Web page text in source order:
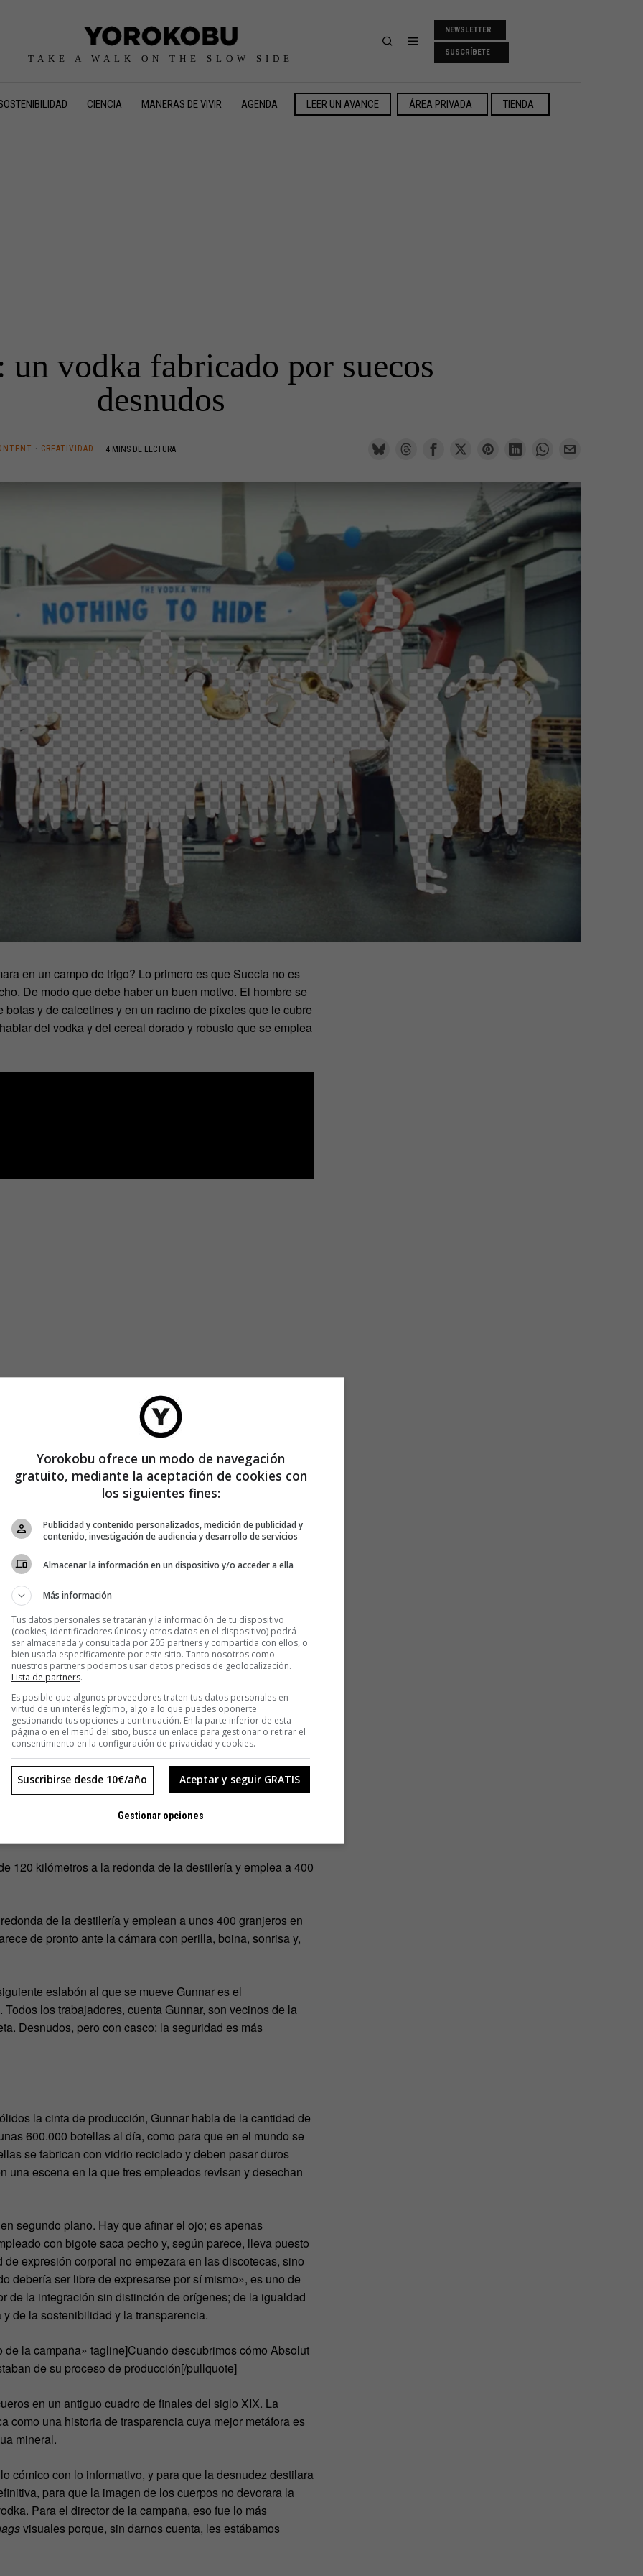
TAKE A WALK ON THE SLOW SIDE
NEWSLETTER
SUSCRÍBETE
CIENCIA MANERAS DE VIVIR AGENDA LEER UN AVANCE ÁREA PRIVADA TIENDA
un vodka fabricado por suecos
desnudos
· CREATIVIDAD 4 MINS DE LECTURA
en un campo de trigo? Lo primero es que Suecia no es
De modo que debe haber un buen motivo. El hombre se
y de calcetines y en un racimo de píxeles que le cubre
del vodka y del cereal dorado y robusto que se emplea
con esta bebida. Primero: que en ese momento de
de la fiesta, uno llegue a la conclusión de que todos
como su madre lo trajo al mundo. Y segundo: que uno
de la segunda razón. Es, además, un orgullo colectivo: en
del proceso de producción de esta marca de
de la destilería de Ahus (Suecia).
cuenta cómo se gestó esta idea: «Todos en el
touren la fábrica en Ahus. Los procesos de destilación y la
para reciclar todo lo posible, así que fue fácil llegar al
es totalmente transparente».
digital. Apuesta por la viralidad. El carácter sueco, la
encanta que los suecos tengan una facilidad
bromea González.
con carbono neutral y cómo utilizan los sobrantes
vodka se fabrica con una perspectiva local de cuidado y
el mundo. Sigue la máxima contemporánea: «Piensa
120 kilómetros a la redonda de la destilería y emplea a 400
de la destilería y emplean a unos 400 granjeros en
de pronto ante la cámara con perilla, boina, sonrisa y,
eslabón al que se mueve Gunnar es el
los trabajadores, cuenta Gunnar, son vecinos de la
Desnudos, pero con casco: la seguridad es más
la cinta de producción, Gunnar habla de la cantidad de
600.000 botellas al día, como para que en el mundo se
se fabrican con vidrio reciclado y deben pasar duros
una escena en la que tres empleados revisan y desechan
segundo plano. Hay que afinar el ojo; es apenas
con bigote saca pecho y, según parece, lleva puesto
expresión corporal no empezara en las discotecas, sino
debería ser libre de expresarse por sí mismo», es uno de
de la integración sin distinción de orígenes; de la igualdad
de la sostenibilidad y la transparencia.
la campaña» tagline]Cuando descubrimos cómo Absolut
de su proceso de producción[/pullquote]
en un antiguo cuadro de finales del siglo XIX. La
como una historia de trasparencia cuya mejor metáfora es
mineral.
cómico con lo informativo, y para que la desnudez destilara
para que la imagen de los cuerpos no devorara la
Para el director de la campaña, eso fue lo más
visuales porque, sin darnos cuenta, les estábamos
Yorokobu ofrece un modo de navegación
gratuito, mediante la aceptación de cookies con
los siguientes fines:
Publicidad y contenido personalizados, medición de publicidad y
contenido, investigación de audiencia y desarrollo de servicios
Almacenar la información en un dispositivo y/o acceder a ella
Más información
Tus datos personales se tratarán y la información de tu dispositivo
(cookies, identificadores únicos y otros datos en el dispositivo) podrá
ser almacenada y consultada por 205 partners y compartida con ellos, o
bien usada específicamente por este sitio. Tanto nosotros como
nuestros partners podemos usar datos precisos de geolocalización.
Lista de partners.
Es posible que algunos proveedores traten tus datos personales en
virtud de un interés legítimo, algo a lo que puedes oponerte
gestionando tus opciones a continuación. En la parte inferior de esta
página o en el menú del sitio, busca un enlace para gestionar o retirar el
consentimiento en la configuración de privacidad y cookies.
Aceptar y seguir GRATIS
Suscribirse desde 10€/año
Gestionar opciones